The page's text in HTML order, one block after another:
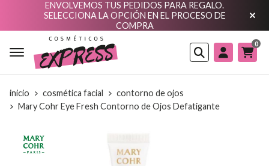
ENVOLVEMOS TUS PEDIDOS PARA REGALO.
SELECCIONA LA OPCIÓN EN EL PROCESO DE
COMPRA
Buscar
0
inicio cosmética facial
contorno de ojos
Mary Cohr Eye Fresh Contorno de Ojos Defatigante